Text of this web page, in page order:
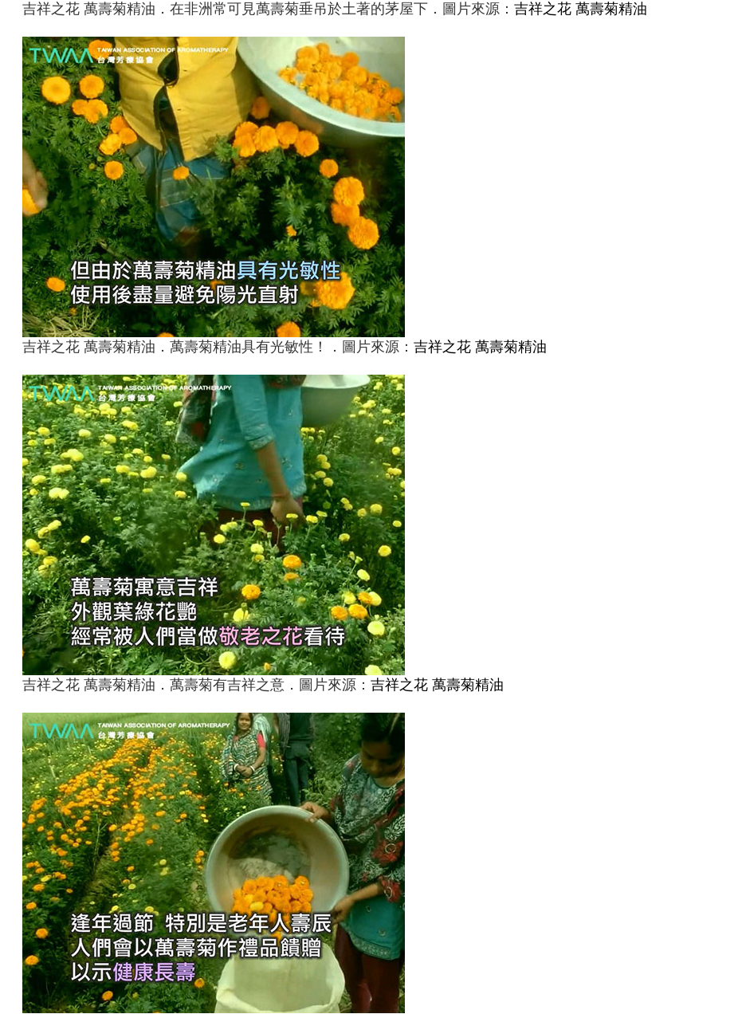
吉祥之花 萬壽菊精油．在非洲常可見萬壽菊垂吊於土著的茅屋下．圖片來源：吉祥之花 萬壽菊精油
吉祥之花 萬壽菊精油．萬壽菊精油具有光敏性！．圖片來源：吉祥之花 萬壽菊精油
吉祥之花 萬壽菊精油．萬壽菊有吉祥之意．圖片來源：吉祥之花 萬壽菊精油